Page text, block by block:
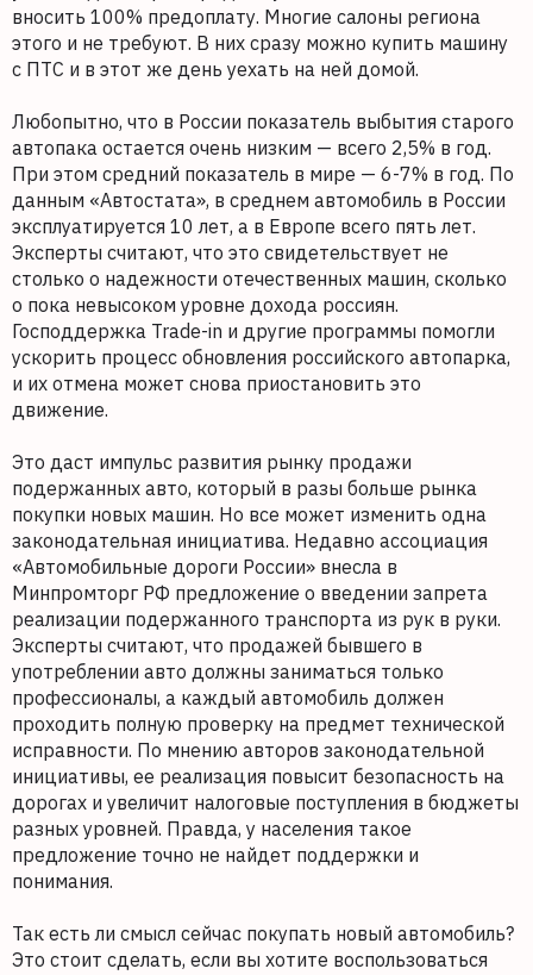
вносить 100% предоплату. Многие салоны региона
этого и не требуют. В них сразу можно купить машину
с ПТС и в этот же день уехать на ней домой.
Любопытно, что в России показатель выбытия старого
автопака остается очень низким — всего 2,5% в год.
При этом средний показатель в мире — 6-7% в год. По
данным «Автостата», в среднем автомобиль в России
эксплуатируется 10 лет, а в Европе всего пять лет.
Эксперты считают, что это свидетельствует не
столько о надежности отечественных машин, сколько
о пока невысоком уровне дохода россиян.
Господдержка Trade-in и другие программы помогли
ускорить процесс обновления российского автопарка,
и их отмена может снова приостановить это
движение.
Это даст импульс развития рынку продажи
подержанных авто, который в разы больше рынка
покупки новых машин. Но все может изменить одна
законодательная инициатива. Недавно ассоциация
«Автомобильные дороги России» внесла в
Минпромторг РФ предложение о введении запрета
реализации подержанного транспорта из рук в руки.
Эксперты считают, что продажей бывшего в
употреблении авто должны заниматься только
профессионалы, а каждый автомобиль должен
проходить полную проверку на предмет технической
исправности. По мнению авторов законодательной
инициативы, ее реализация повысит безопасность на
дорогах и увеличит налоговые поступления в бюджеты
разных уровней. Правда, у населения такое
предложение точно не найдет поддержки и
понимания.
Так есть ли смысл сейчас покупать новый автомобиль?
Это стоит сделать, если вы хотите воспользоваться